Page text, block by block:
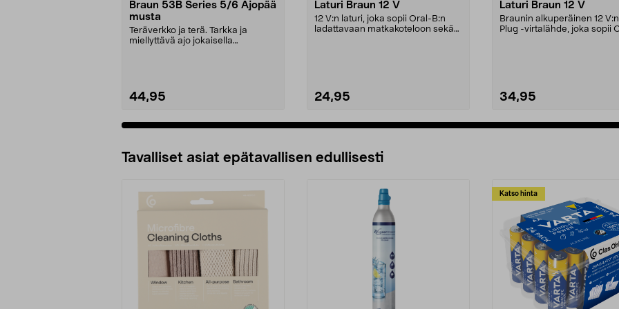
Braun 53B Series 5/6 Ajopää
musta
Teräverkko ja terä. Tarkka ja
miellyttävä ajo jokaisella
44,95
Laturi Braun 12 V
12 V:n laturi, joka sopii Oral-B:n
ladattavaan matkakoteloon sekä
24,95
Laturi Braun 12 V
Braunin alkuperäinen 12
Plug -virtalähde, joka sopii
34,95
Tavalliset asiat epätavallisen edullisesti
Katso hinta